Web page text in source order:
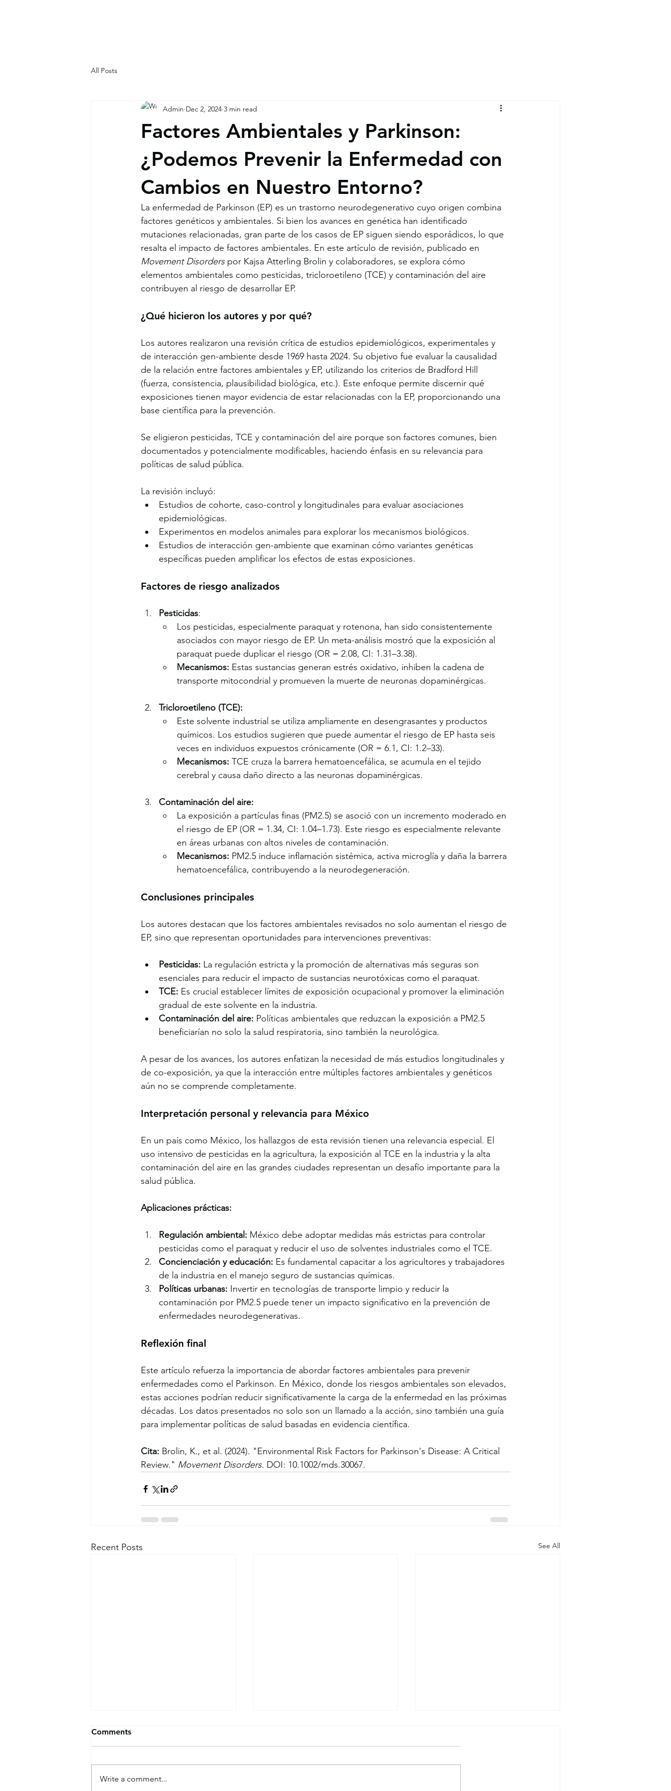
All Posts
Factores Ambientales y Parkinson:
¿Podemos Prevenir la Enfermedad con
Cambios en Nuestro Entorno?
Admin Dec 2, 2024 3 min read
La enfermedad de Parkinson (EP) es un trastorno neurodegenerativo cuyo origen combina
factores genéticos y ambientales. Si bien los avances en genética han identificado
mutaciones relacionadas, gran parte de los casos de EP siguen siendo esporádicos, lo que
resalta el impacto de factores ambientales. En este artículo de revisión, publicado en
Movement Disorders por Kajsa Atterling Brolin y colaboradores, se explora cómo
elementos ambientales como pesticidas, tricloroetileno (TCE) y contaminación del aire
contribuyen al riesgo de desarrollar EP.
¿Qué hicieron los autores y por qué?
Los autores realizaron una revisión crítica de estudios epidemiológicos, experimentales y
de interacción gen-ambiente desde 1969 hasta 2024. Su objetivo fue evaluar la causalidad
de la relación entre factores ambientales y EP, utilizando los criterios de Bradford Hill
(fuerza, consistencia, plausibilidad biológica, etc.). Este enfoque permite discernir qué
exposiciones tienen mayor evidencia de estar relacionadas con la EP, proporcionando una
base científica para la prevención.
Se eligieron pesticidas, TCE y contaminación del aire porque son factores comunes, bien
documentados y potencialmente modificables, haciendo énfasis en su relevancia para
políticas de salud pública.
La revisión incluyó:
Estudios de cohorte, caso-control y longitudinales para evaluar asociaciones
epidemiológicas.
Experimentos en modelos animales para explorar los mecanismos biológicos.
Estudios de interacción gen-ambiente que examinan cómo variantes genéticas
específicas pueden amplificar los efectos de estas exposiciones.
Factores de riesgo analizados
Pesticidas:
Los pesticidas, especialmente paraquat y rotenona, han sido consistentemente
asociados con mayor riesgo de EP. Un meta-análisis mostró que la exposición al
paraquat puede duplicar el riesgo (OR = 2.08, CI: 1.31–3.38).
Mecanismos: Estas sustancias generan estrés oxidativo, inhiben la cadena de
transporte mitocondrial y promueven la muerte de neuronas dopaminérgicas.
Tricloroetileno (TCE):
Este solvente industrial se utiliza ampliamente en desengrasantes y productos
químicos. Los estudios sugieren que puede aumentar el riesgo de EP hasta seis
veces en individuos expuestos crónicamente (OR = 6.1, CI: 1.2–33).
Mecanismos: TCE cruza la barrera hematoencefálica, se acumula en el tejido
cerebral y causa daño directo a las neuronas dopaminérgicas.
Contaminación del aire:
La exposición a partículas finas (PM2.5) se asoció con un incremento moderado en
el riesgo de EP (OR = 1.34, CI: 1.04–1.73). Este riesgo es especialmente relevante
en áreas urbanas con altos niveles de contaminación.
Mecanismos: PM2.5 induce inflamación sistémica, activa microglía y daña la barrera
hematoencefálica, contribuyendo a la neurodegeneración.
Conclusiones principales
Los autores destacan que los factores ambientales revisados no solo aumentan el riesgo de
EP, sino que representan oportunidades para intervenciones preventivas:
Pesticidas: La regulación estricta y la promoción de alternativas más seguras son
esenciales para reducir el impacto de sustancias neurotóxicas como el paraquat.
TCE: Es crucial establecer límites de exposición ocupacional y promover la eliminación
gradual de este solvente en la industria.
Contaminación del aire: Políticas ambientales que reduzcan la exposición a PM2.5
beneficiarían no solo la salud respiratoria, sino también la neurológica.
A pesar de los avances, los autores enfatizan la necesidad de más estudios longitudinales y
de co-exposición, ya que la interacción entre múltiples factores ambientales y genéticos
aún no se comprende completamente.
Interpretación personal y relevancia para México
En un país como México, los hallazgos de esta revisión tienen una relevancia especial. El
uso intensivo de pesticidas en la agricultura, la exposición al TCE en la industria y la alta
contaminación del aire en las grandes ciudades representan un desafío importante para la
salud pública.
Aplicaciones prácticas:
Regulación ambiental: México debe adoptar medidas más estrictas para controlar
pesticidas como el paraquat y reducir el uso de solventes industriales como el TCE.
Concienciación y educación: Es fundamental capacitar a los agricultores y trabajadores
de la industria en el manejo seguro de sustancias químicas.
Políticas urbanas: Invertir en tecnologías de transporte limpio y reducir la
contaminación por PM2.5 puede tener un impacto significativo en la prevención de
enfermedades neurodegenerativas.
Reflexión final
Este artículo refuerza la importancia de abordar factores ambientales para prevenir
enfermedades como el Parkinson. En México, donde los riesgos ambientales son elevados,
estas acciones podrían reducir significativamente la carga de la enfermedad en las próximas
décadas. Los datos presentados no solo son un llamado a la acción, sino también una guía
para implementar políticas de salud basadas en evidencia científica.
Cita: Brolin, K., et al. (2024). "Environmental Risk Factors for Parkinson's Disease: A Critical
Review." Movement Disorders. DOI: 10.1002/mds.30067.
Recent Posts See All
Comments
Write a comment...